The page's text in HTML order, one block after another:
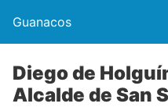
Guanacos
Diego de
Alcalde de San